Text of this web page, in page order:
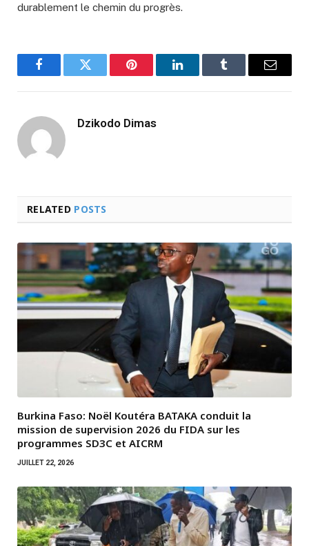
durablement le chemin du progrès.
FacebookTwitter Pinterest LinkedInTumblr Email
Dzikodo Dimas
RELATED POSTS
Burkina Faso: Noël Koutéra BATAKA conduit la
mission de supervision 2026 du FIDA sur les
programmes SD3C et AICRM
JUILLET 22, 2026